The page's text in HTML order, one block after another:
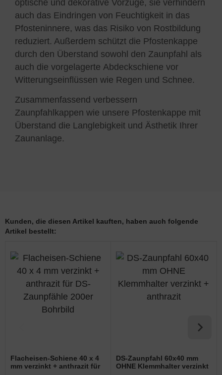
optische und dekorative Vorzüge, sie verhindern
auch das Eindringen von Feuchtigkeit in das
Pfosteninnere, was das Risiko von Rostbildung
reduziert. Außerdem schützt die Pfostenkappe
durch den Überstand sowohl den Zaunpfahl als
auch die vorgelagerte Abdeckschiene vor
Witterungseinflüssen wie Regen und Schnee.
Zusammenfassend verbessern
Zaunpfahlkappen wie unsere Pfostenkappe mit
Überstand die Langlebigkeit und Ästhetik Ihrer
Zaunanlage.
Kunden, die diesen Artikel kauften, haben auch folgende
Artikel bestellt:
Flacheisen-Schiene 40 x 4
mm verzinkt + anthrazit für
DS-Zaunpfahl 60x40 mm
OHNE Klemmhalter verzinkt